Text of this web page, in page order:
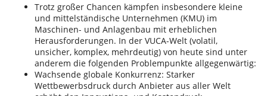
Trotz großer Chancen kämpfen insbesondere kleine
und mittelständische Unternehmen (KMU) im
Maschinen- und Anlagenbau mit erheblichen
Herausforderungen. In der VUCA-Welt (volatil,
unsicher, komplex, mehrdeutig) von heute sind unter
anderem die folgenden Problempunkte allgegenwärtig:
Wachsende globale Konkurrenz: Starker
Wettbewerbsdruck durch Anbieter aus aller Welt